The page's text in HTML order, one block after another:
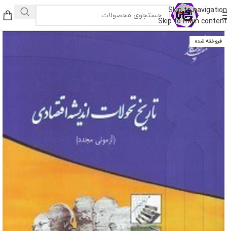
Skip to navigation
Skip to main content
فروخته شده